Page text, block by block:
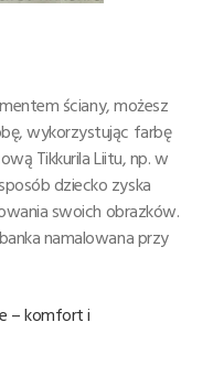
ściany, możesz
wykorzystując farbę
Tikkurila Liitu, np. w
dziecko zyska
swoich obrazków.
namalowana przy
– komfort i